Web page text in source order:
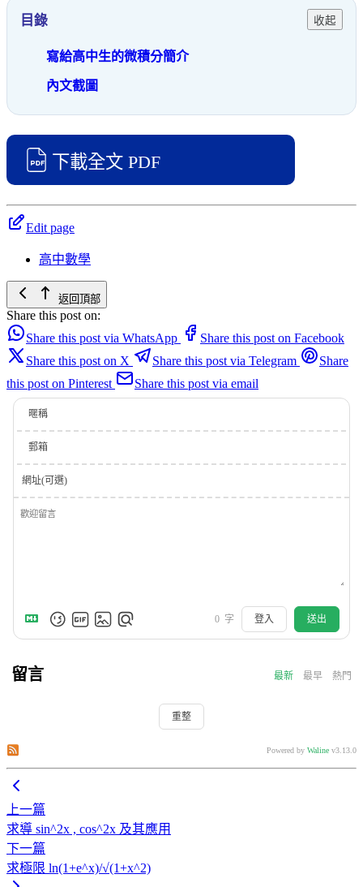
目錄 收起
寫給高中生的微積分簡介
內文截圖
下載全文 PDF
Edit page
高中數學
返回頂部
Share this post on:
Share this post via WhatsApp
Share this post on Facebook
Share this post on X
Share this post via Telegram
Share
this post on Pinterest
Share this post via email
暱稱
郵箱
網址(可選)
0 字 登入 送出
留言 最新 最早 熱門
重整
Powered by Waline v3.13.0
上一篇
求導 sin^2x , cos^2x 及其應用
下一篇
求極限 ln(1+e^x)/√(1+x^2)